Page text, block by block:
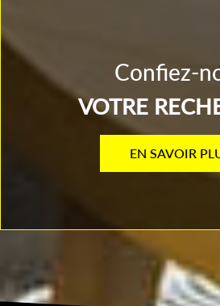
confiez-
VOTRE
EN SAVOIR